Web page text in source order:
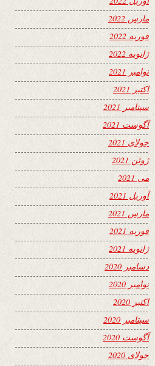
مارس 2022
فوریه 2022
ژانویه 2022
نوامبر 2021
اکتبر 2021
سپتامبر 2021
آگوست 2021
جولای 2021
ژوئن 2021
می 2021
آوریل 2021
مارس 2021
فوریه 2021
ژانویه 2021
دسامبر 2020
نوامبر 2020
اکتبر 2020
سپتامبر 2020
آگوست 2020
جولای 2020